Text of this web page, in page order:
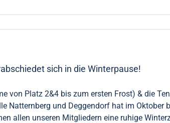
sich in die Winterpause!
von Platz 2&4 bis zum ersten Frost) & die
Natternberg und Deggendorf hat im Oktober
allen unseren Mitgliedern eine ruhige